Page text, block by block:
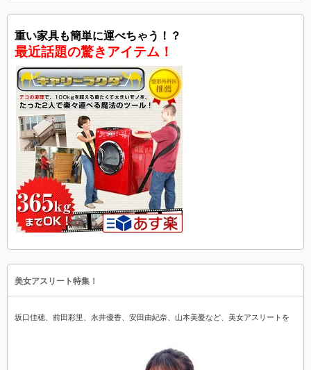
重い家具も簡単に運べちゃう！？
最近話題の驚きアイテム！
美女アスリート特集！
坂口佳穂、前田彩里、永井優香、安田由紀奈、山本美憂など、美女アスリートを